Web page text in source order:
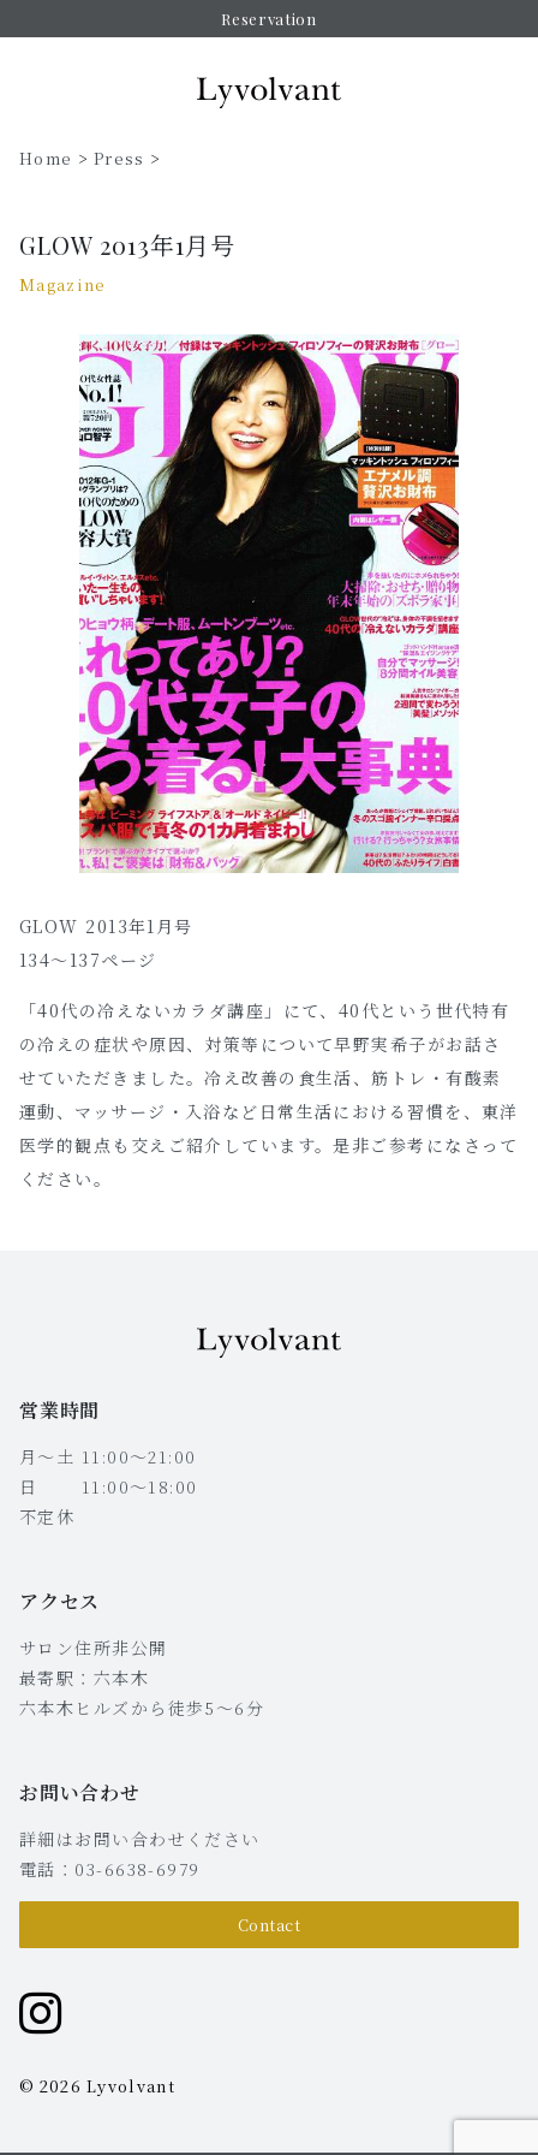
Reservation
Home >Press >
GLOW 2013年1月号
Magazine
GLOW 2013年1月号
134～137ページ
「40代の冷えないカラダ講座」にて、40代という世代特有
の冷えの症状や原因、対策等について早野実希子がお話さ
せていただきました。冷え改善の食生活、筋トレ・有酸素
運動、マッサージ・入浴など日常生活における習慣を、東洋
医学的観点も交えご紹介しています。是非ご参考になさって
ください。
営業時間
月〜土 11:00〜21:00
日 11:00〜18:00
不定休
アクセス
サロン住所非公開
最寄駅：六本木
六本木ヒルズから徒歩5〜6分
お問い合わせ
詳細はお問い合わせください
電話：03-6638-6979
Contact
© 2026 Lyvolvant